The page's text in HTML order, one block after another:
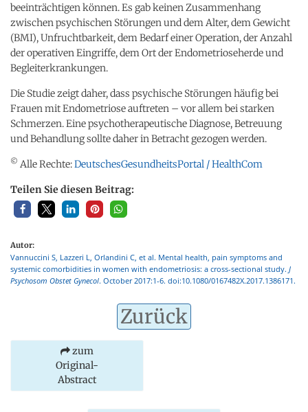
beeinträchtigen können. Es gab keinen Zusammenhang
zwischen psychischen Störungen und dem Alter, dem Gewicht
(BMI), Unfruchtbarkeit, dem Bedarf einer Operation, der Anzahl
der operativen Eingriffe, dem Ort der Endometrioseherde und
Begleiterkrankungen.
Die Studie zeigt daher, dass psychische Störungen häufig bei
Frauen mit Endometriose auftreten – vor allem bei starken
Schmerzen. Eine psychotherapeutische Diagnose, Betreuung
und Behandlung sollte daher in Betracht gezogen werden.
© Alle Rechte:DeutschesGesundheitsPortal / HealthCom
Teilen Sie diesen Beitrag:
Autor:
Vannuccini S, Lazzeri L, Orlandini C, et al. Mental health, pain symptoms and
systemic comorbidities in women with endometriosis: a cross-sectional study. J
Psychosom Obstet Gynecol. October 2017:1-6. doi:10.1080/0167482X.2017.1386171.
Zurück
zum
Original-
Abstract